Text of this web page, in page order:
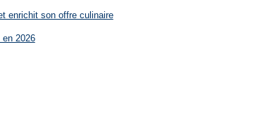
enrichit son offre culinaire
en 2026